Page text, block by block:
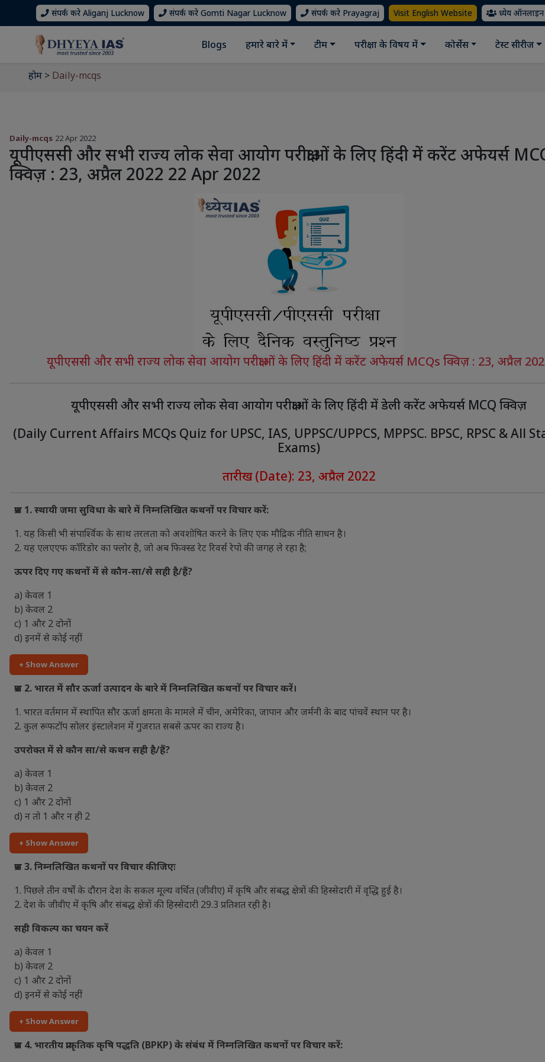
संपर्क करे Aliganj Lucknow संपर्क करे Gomti Nagar Lucknow संपर्क करे Prayagraj Visit English Website ध्येय
Blogs हमारे बारे में टीम परीक्षा के विषय में कोर्सेस टेस्ट सीरीज
होम > Daily-mcqs
Daily-mcqs 22 Apr 2022
यूपीएससी और सभी राज्य लोक सेवा आयोग परीक्षाओं के लिए हिंदी में करेंट अफेयर्स
क्विज़ : 23, अप्रैल 2022 22 Apr 2022
यूपीएससी और सभी राज्य लोक सेवा आयोग परीक्षाओं के लिए हिंदी में करेंट अफेयर्स MCQs क्विज़ : 23, अप्रैल
यूपीएससी और सभी राज्य लोक सेवा आयोग परीक्षाओं के लिए हिंदी में डेली करेंट अफेयर्स MCQ क्विज़
(Daily Current Affairs MCQs Quiz for UPSC, IAS, UPPSC/UPPCS, MPPSC. BPSC, RPSC & All
Exams)
तारीख (Date): 23, अप्रैल 2022
प्रश्न 1. स्थायी जमा सुविधा के बारे में निम्नलिखित कथनों पर विचार करें:
1. यह किसी भी संपार्श्विक के साथ तरलता को अवशोषित करने के लिए एक मौद्रिक नीति साधन है।
2. यह एलएएफ कॉरिडोर का फ्लोर है, जो अब फिक्स्ड रेट रिवर्स रेपो की जगह ले रहा है;
ऊपर दिए गए कथनों में से कौन-सा/से सही है/हैं?
a) केवल 1
b) केवल 2
c) 1 और 2 दोनों
d) इनमें से कोई नहीं
+ Show Answer
प्रश्न 2. भारत में सौर ऊर्जा उत्पादन के बारे में निम्नलिखित कथनों पर विचार करें।
1. भारत वर्तमान में स्थापित सौर ऊर्जा क्षमता के मामले में चीन, अमेरिका, जापान और जर्मनी के बाद पांचवें स्थान पर है।
2. कुल रूफटॉप सोलर इंस्टालेशन में गुजरात सबसे ऊपर का राज्य है।
उपरोक्त में से कौन सा/से कथन सही है/हैं?
a) केवल 1
b) केवल 2
c) 1 और 2 दोनों
d) न तो 1 और न ही 2
+ Show Answer
प्रश्न 3. निम्नलिखित कथनों पर विचार कीजिएः
1. पिछले तीन वर्षों के दौरान देश के सकल मूल्य वर्धित (जीवीए) में कृषि और संबद्ध क्षेत्रों की हिस्सेदारी में वृद्धि हुई है।
2. देश के जीवीए में कृषि और संबद्ध क्षेत्रों की हिस्सेदारी 29.3 प्रतिशत रही है।
सही विकल्प का चयन करें
a) केवल 1
b) केवल 2
c) 1 और 2 दोनों
d) इनमें से कोई नहीं
+ Show Answer
प्रश्न 4. भारतीय प्राकृतिक कृषि पद्धति (BPKP) के संबंध में निम्नलिखित कथनों पर विचार करें: